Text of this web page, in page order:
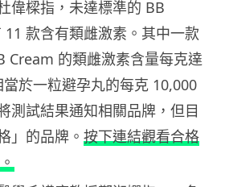
偉樑指，未達標準的 BB
款含有類雌激素。其中一款
Cream 的類雌激素含量每克達
於一粒避孕丸的每克 10,000
測試結果通知相關品牌，但目
」的品牌。 按下連結觀看合格